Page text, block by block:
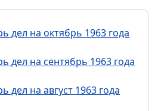
дел на октябрь 1963 года
дел на сентябрь 1963 года
дел на август 1963 года